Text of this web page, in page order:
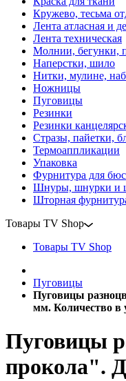
Кружево, тесьма
Лента атласная и
Лента техническая
Молнии, бегунки,
Наперстки, шило
Нитки, мулине,
Ножницы
Пуговицы
Резинки
Резинки
Стразы, пайетки,
Термоаппликации
Упаковка
Фурнитура для
Шнуры, шнурки и
Шторная
Товары TV Shop
Товары TV Shop
Пуговицы
Пуговицы
мм. Количество в
Пуговицы
прокола".